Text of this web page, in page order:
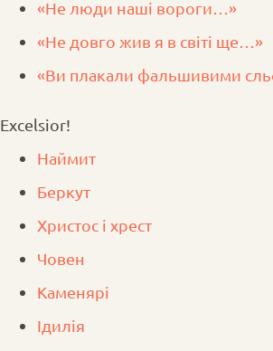
«Не люди наші вороги…»
«Не довго жив я в світі ще…»
«Ви плакали фальшивими
Excelsior!
Наймит
Беркут
Христос і хрест
Човен
Каменярі
Ідилія